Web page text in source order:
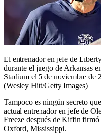
El entrenador en jefe de
durante el juego de Arkansas
Stadium el 5 de noviembre de
(Wesley Hitt/Getty Images)
Tampoco es ningún secreto
actual entrenador en jefe de
Freeze después de Kiffin firmó
Oxford, Mississippi.